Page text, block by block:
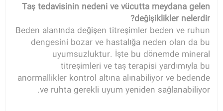
Taş tedavisinin nedeni ve vücutta meydana gelen
değişiklikler nelerdir?
Beden alanında değişen titreşimler beden ve ruhun
dengesini bozar ve hastalığa neden olan da bu
uyumsuzluktur. İşte bu dönemde mineral
titreşimleri ve taş terapisi yardımıyla bu
anormallikler kontrol altına alınabiliyor ve bedende
ve ruhta gerekli uyum yeniden sağlanabiliyor.